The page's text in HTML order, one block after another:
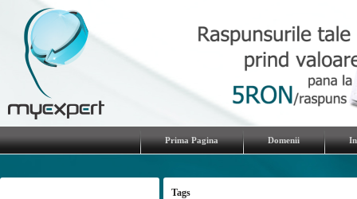
Prima Pagina Domenii
Tags